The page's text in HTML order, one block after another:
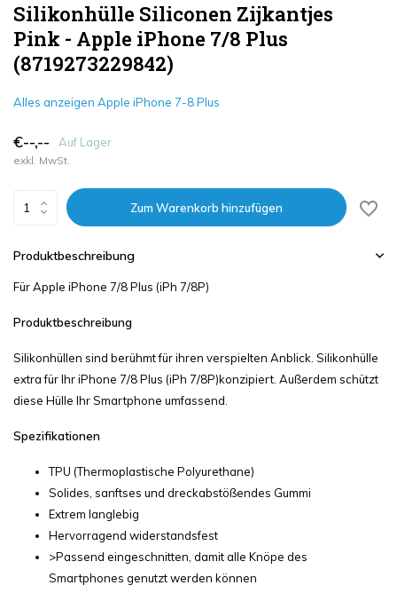
Silikonhülle Siliconen Zijkantjes
Pink - Apple iPhone 7/8 Plus
(8719273229842)
Alles anzeigen Apple iPhone 7-8 Plus
€--,-- Auf Lager
exkl. MwSt.
Zum Warenkorb hinzufügen
Produktbeschreibung
Für Apple iPhone 7/8 Plus (iPh 7/8P)
Produktbeschreibung
Silikonhüllen sind berühmt für ihren verspielten Anblick. Silikonhülle
extra für Ihr iPhone 7/8 Plus (iPh 7/8P)konzipiert. Außerdem schützt
diese Hülle Ihr Smartphone umfassend.
Spezifikationen
TPU (Thermoplastische Polyurethane)
Solides, sanftses und dreckabstößendes Gummi
Extrem langlebig
Hervorragend widerstandsfest
>Passend eingeschnitten, damit alle Knöpe des
Smartphones genutzt werden können